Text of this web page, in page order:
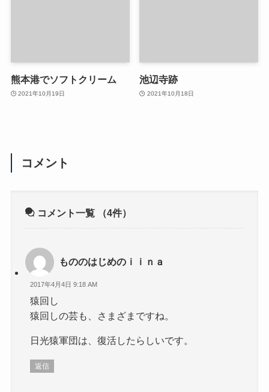
熊本港でソフトクリーム
2021年10月19日
池辺寺跡
2021年10月18日
コメント
コメント一覧 （4件）
もののはじめのｉｉｎａ
2017年4月4日 9:18 AM
猿回し
猿回しの芸も、さまざまですね。
日光猿軍団は、復活したらしいです。
返信